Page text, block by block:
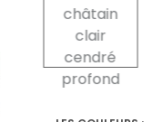
selected